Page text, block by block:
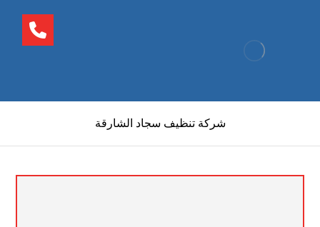
شركة تنظيف سجاد الشارقة